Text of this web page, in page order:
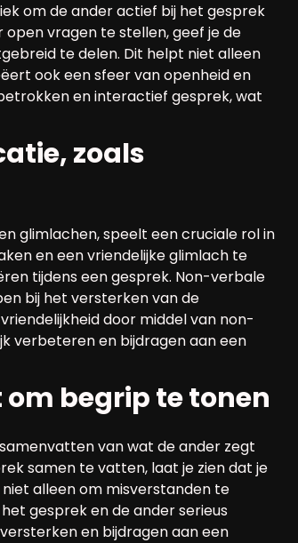
om de ander actief bij het gesprek
vragen te stellen, geef je de
te delen. Dit helpt niet alleen
ook een sfeer van openheid en
en interactief gesprek, wat
zoals
glimlachen, speelt een cruciale rol in
en een vriendelijke glimlach te
tijdens een gesprek. Non-verbale
bij het versterken van de
door middel van non-
verbeteren en bijdragen aan een
begrip te tonen
van wat de ander zegt
samen te vatten, laat je zien dat je
alleen om misverstanden te
gesprek en de ander serieus
en bijdragen aan een